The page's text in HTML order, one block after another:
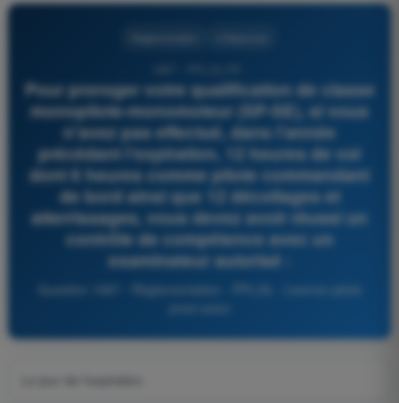
Pour proroger votre qualification de classe
monopilote-monomoteur (SP-SE), si vous
n'avez pas effectué, dans l'année
précédant l'expiration, 12 heures de vol
dont 6 heures comme pilote commandant
de bord ainsi que 12 décollages et
atterrissages, vous devez avoir réussi un
contrôle de compétence avec un
examinateur autorisé :